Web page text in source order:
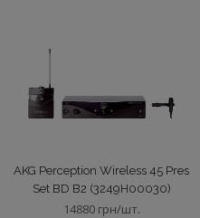
AKG Perception Wireless 45 Pres
Set BD B2 (3249H00030)
14880 грн/шт.